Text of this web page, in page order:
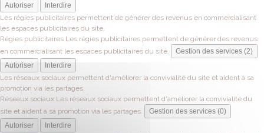
Autoriser
Interdire
Les régies publicitaires permettent de générer des revenus en commercialisant
les espaces publicitaires du site.
Régies publicitaires Les régies publicitaires permettent de générer des revenus
en commercialisant les espaces publicitaires du site.
Gestion des services (2)
Autoriser
Interdire
Les réseaux sociaux permettent d'améliorer la convivialité du site et aident à sa
promotion via les partages.
Réseaux sociaux Les réseaux sociaux permettent d'améliorer la convivialité du
site et aident à sa promotion via les partages.
Gestion des services (0)
Autoriser
Interdire